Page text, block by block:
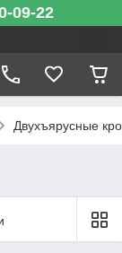
09-22
Двухъярусные